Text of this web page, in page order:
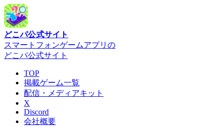
どこパ公式サイト
スマートフォンゲームアプリの
どこパ公式サイト
TOP
掲載ゲーム一覧
配信・メディアキット
X
Discord
会社概要